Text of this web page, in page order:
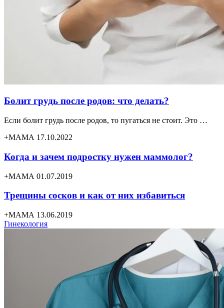
Болит грудь после родов: что делать?
Если болит грудь после родов, то пугаться не стоит. Это …
+МАМА 17.10.2022
Когда и зачем подростку нужен маммолог?
+МАМА 01.07.2019
Трещины сосков и как от них избавиться
+МАМА 13.06.2019
Гинекология